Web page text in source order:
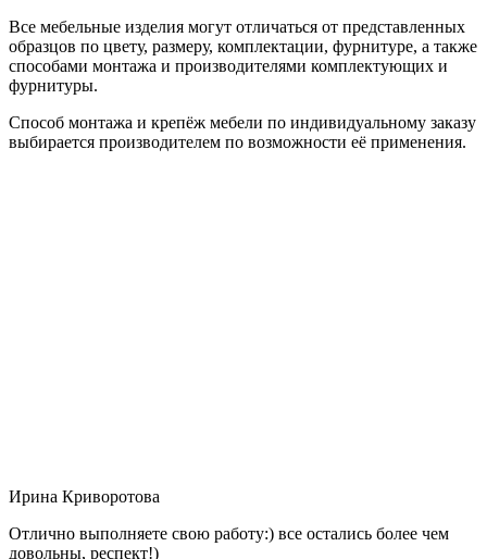
Все мебельные изделия могут отличаться от представленных
образцов по цвету, размеру, комплектации, фурнитуре, а также
способами монтажа и производителями комплектующих и
фурнитуры.
Способ монтажа и крепёж мебели по индивидуальному заказу
выбирается производителем по возможности её применения.
Ирина Криворотова
Отлично выполняете свою работу:) все остались более чем
довольны, респект!)